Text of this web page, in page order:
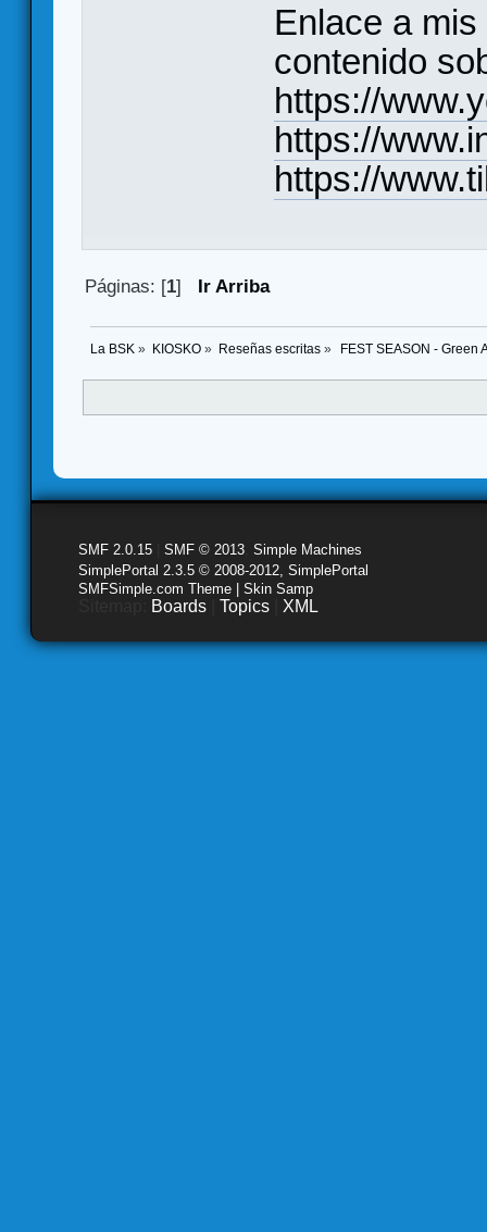
Enlace a
contenido
https://
https://
https://
Páginas: [1] Ir Arriba
La BSK » KIOSKO» Reseñas escritas» FEST SEASON - Green
SMF 2.0.15 SMF © 2013 Simple Machines
SimplePortal 2.3.5 © 2008-2012, SimplePortal
SMFSimple.com Theme | Skin Samp
Boards Topics XML